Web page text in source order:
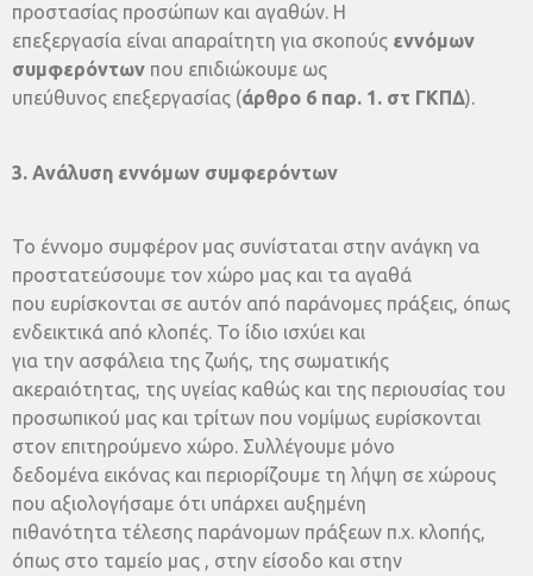
προστασίας προσώπων και αγαθών. Η
επεξεργασία είναι απαραίτητη για σκοπούς εννόμων
συμφερόντων που επιδιώκουμε ως
υπεύθυνος επεξεργασίας (άρθρο 6 παρ. 1. στ ΓΚΠΔ).
3. Ανάλυση εννόμων συμφερόντων
Το έννομο συμφέρον μας συνίσταται στην ανάγκη να
προστατεύσουμε τον χώρο μας και τα αγαθά
που ευρίσκονται σε αυτόν από παράνομες πράξεις, όπως
ενδεικτικά από κλοπές. Το ίδιο ισχύει και
για την ασφάλεια της ζωής, της σωματικής
ακεραιότητας, της υγείας καθώς και της περιουσίας του
προσωπικού μας και τρίτων που νομίμως ευρίσκονται
στον επιτηρούμενο χώρο. Συλλέγουμε μόνο
δεδομένα εικόνας και περιορίζουμε τη λήψη σε χώρους
που αξιολογήσαμε ότι υπάρχει αυξημένη
πιθανότητα τέλεσης παράνομων πράξεων π.χ. κλοπής,
όπως στο ταμείο μας , στην είσοδο και στην